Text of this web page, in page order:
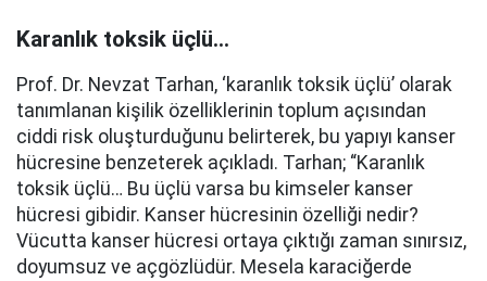
Karanlık toksik üçlü…
Prof. Dr. Nevzat Tarhan, ‘karanlık toksik üçlü’ olarak
tanımlanan kişilik özelliklerinin toplum açısından
ciddi risk oluşturduğunu belirterek, bu yapıyı kanser
hücresine benzeterek açıkladı. Tarhan; “Karanlık
toksik üçlü… Bu üçlü varsa bu kimseler kanser
hücresi gibidir. Kanser hücresinin özelliği nedir?
Vücutta kanser hücresi ortaya çıktığı zaman sınırsız,
doyumsuz ve açgözlüdür. Mesela karaciğerde